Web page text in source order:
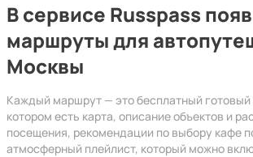
В сервисе Russpass
маршруты для
Москвы
Каждый маршрут — это бесплатный готовый
котором есть карта, описание объектов и
посещения, рекомендации по выбору кафе
атмосферный плейлист, который можно